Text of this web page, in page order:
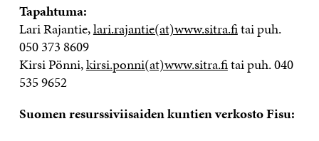
Tapahtuma:
Lari Rajantie,lari.rajantie(at)www.sitra.fitai puh.
050 373 8609
Kirsi Pönni,kirsi.ponni(at)www.sitra.fitai puh. 040
535 9652
Suomen resurssiviisaiden kuntien verkosto Fisu: